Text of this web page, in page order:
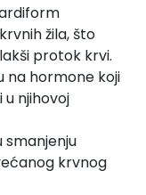
žila, što
protok krvi.
na hormone koji
njihovoj
smanjenju
krvnog